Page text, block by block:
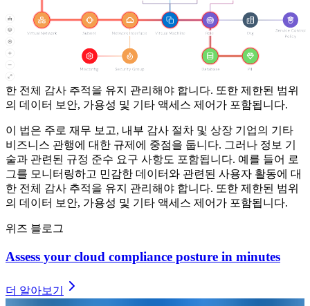
사베인스-옥슬리법(SOX)
이 법은 주로 재무 보고, 내부 감사 절차 및 상장 기업의 기타
비즈니스 관행에 대한 규제에 중점을 둡니다. 그러나 정보 기
술과 관련된 규정 준수 요구 사항도 포함됩니다. 예를 들어 로
그를 모니터링하고 민감한 데이터와 관련된 사용자 활동에 대
한 전체 감사 추적을 유지 관리해야 합니다. 또한 제한된 범위
의 데이터 보안, 가용성 및 기타 액세스 제어가 포함됩니다.
이 법은 주로 재무 보고, 내부 감사 절차 및 상장 기업의 기타
비즈니스 관행에 대한 규제에 중점을 둡니다. 그러나 정보 기
술과 관련된 규정 준수 요구 사항도 포함됩니다. 예를 들어 로
그를 모니터링하고 민감한 데이터와 관련된 사용자 활동에 대
한 전체 감사 추적을 유지 관리해야 합니다. 또한 제한된 범위
의 데이터 보안, 가용성 및 기타 액세스 제어가 포함됩니다.
위즈 블로그
Assess your cloud compliance posture in minutes
더 알아보기